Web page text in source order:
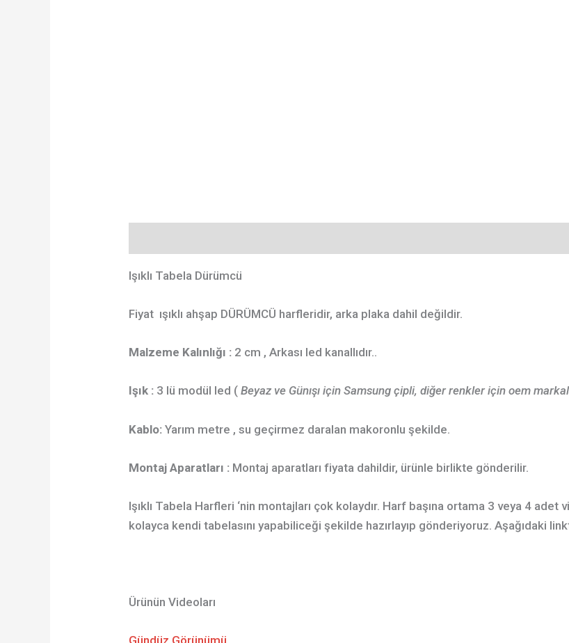
Işıklı Tabela Dürümcü
Fiyat ışıklı ahşap DÜRÜMCÜ harfleridir, arka plaka dahil değildir.
Malzeme Kalınlığı : 2 cm , Arkası led kanallıdır..
Işık : 3 lü modül led (Beyaz ve Günışı için Samsung çipli, diğer renkler için oem
Kablo: Yarım metre , su geçirmez daralan makoronlu şekilde.
Montaj Aparatları : Montaj aparatları fiyata dahildir, ürünle birlikte gönderilir.
Işıklı Tabela Harfleri ‘nin montajları çok kolaydır. Harf başına ortama 3 veya 4 adet
kolayca kendi tabelasını yapabiliceği şekilde hazırlayıp gönderiyoruz. Aşağıdaki
Ürünün Videoları